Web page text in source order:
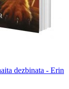
dezbinata - Erin